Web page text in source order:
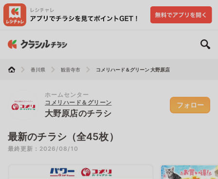
香川県 観音寺市 コメリハード＆グリーン 大野原店
ホームセンター
コメリハード＆グリーン
大野原店のチラシ
フォロー
最新のチラシ（全45枚）
最終更新：2026/08/10